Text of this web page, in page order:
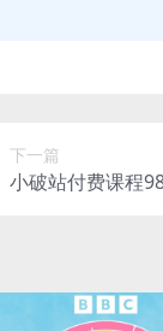
下一篇
小破站付费课程